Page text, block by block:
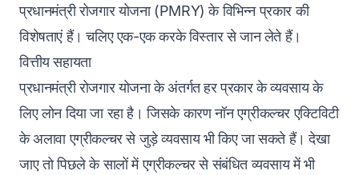
प्रधानमंत्री रोजगार योजना (PMRY) के विभिन्न प्रकार की
विशेषताएं हैं। चलिए एक-एक करके विस्तार से जान लेते हैं।
वित्तीय सहायता
प्रधानमंत्री रोजगार योजना के अंतर्गत हर प्रकार के व्यवसाय के
लिए लोन दिया जा रहा है। जिसके कारण नॉन एग्रीकल्चर एक्टिविटी
के अलावा एग्रीकल्चर से जुड़े व्यवसाय भी किए जा सकते हैं। देखा
जाए तो पिछले के सालों में एग्रीकल्चर से संबंधित व्यवसाय में भी